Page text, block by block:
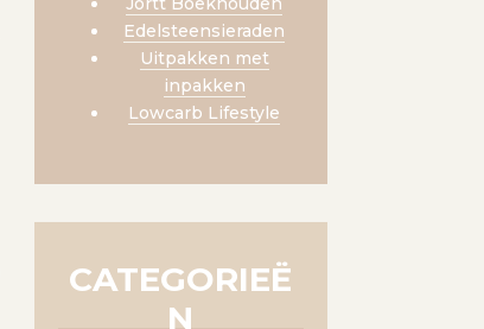
Edelsteensieraden
Uitpakken met
inpakken
Lowcarb Lifestyle
CATEGORIEË
N